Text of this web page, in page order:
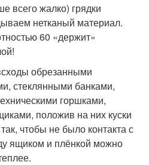
всего жалко) грядки
нетканый материал.
60 «держит»
обрезанными
стеклянными банками,
горшками,
положив на них куски
чтобы не было контакта с
ящиком и плёнкой можно